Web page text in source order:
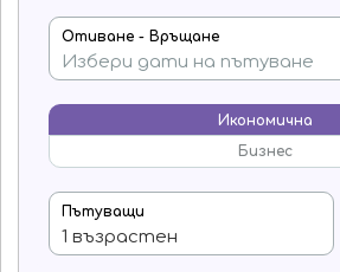
Отиване - Връщане
Икономична
Бизнес
Пътуващи